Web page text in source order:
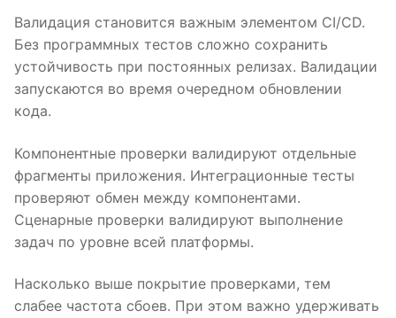
Валидация становится важным элементом CI/CD.
Без программных тестов сложно сохранить
устойчивость при постоянных релизах. Валидации
запускаются во время очередном обновлении
кода.
Компонентные проверки валидируют отдельные
фрагменты приложения. Интеграционные тесты
проверяют обмен между компонентами.
Сценарные проверки валидируют выполнение
задач по уровне всей платформы.
Насколько выше покрытие проверками, тем
слабее частота сбоев. При этом важно удерживать